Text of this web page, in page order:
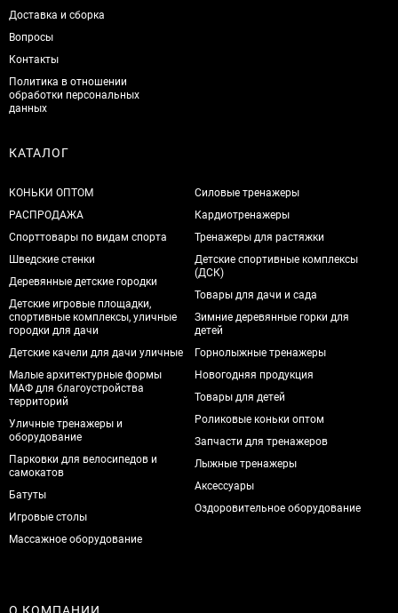
Доставка и сборка
Вопросы
Контакты
Политика в отношении
обработки персональных
данных
КАТАЛОГ
КОНЬКИ ОПТОМ
РАСПРОДАЖА
Спорттовары по видам спорта
Шведские стенки
Деревянные детские городки
Детские игровые площадки,
спортивные комплексы, уличные
городки для дачи
Детские качели для дачи уличные
Малые архитектурные формы
МАФ для благоустройства
территорий
Уличные тренажеры и
оборудование
Парковки для велосипедов и
самокатов
Батуты
Игровые столы
Массажное оборудование
Силовые тренажеры
Кардиотренажеры
Тренажеры для растяжки
Детские спортивные комплексы
(ДСК)
Товары для дачи и сада
Зимние деревянные горки для
детей
Горнолыжные тренажеры
Новогодняя продукция
Товары для детей
Роликовые коньки оптом
Запчасти для тренажеров
Лыжные тренажеры
Аксессуары
Оздоровительное оборудование